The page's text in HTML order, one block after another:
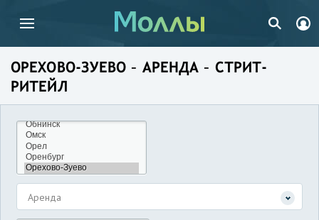
ОРЕХОВО-ЗУЕВО – АРЕНДА – СТРИТ-
РИТЕЙЛ
Аренда